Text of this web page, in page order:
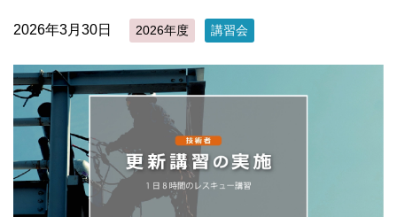
2026年3月30日 2026年度 講習会